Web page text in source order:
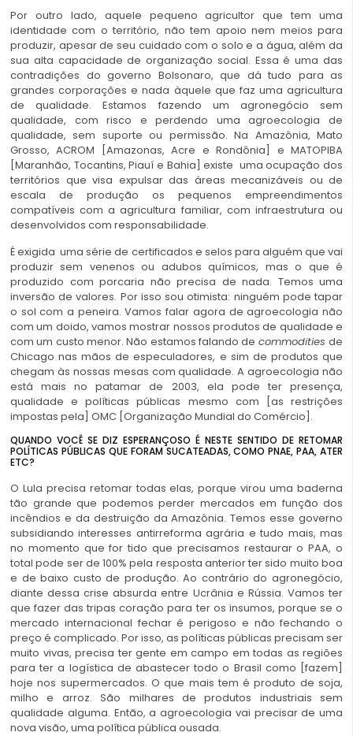
Por outro lado, aquele pequeno agricultor que tem uma
identidade com o território, não tem apoio nem meios para
produzir, apesar de seu cuidado com o solo e a água, além da
sua alta capacidade de organização social. Essa é uma das
contradições do governo Bolsonaro, que dá tudo para as
grandes corporações e nada àquele que faz uma agricultura
de qualidade. Estamos fazendo um agronegócio sem
qualidade, com risco e perdendo uma agroecologia de
qualidade, sem suporte ou permissão. Na Amazônia, Mato
Grosso, ACROM [Amazonas, Acre e Rondônia] e MATOPIBA
[Maranhão, Tocantins, Piauí e Bahia] existe uma ocupação dos
territórios que visa expulsar das áreas mecanizáveis ou de
escala de produção os pequenos empreendimentos
compatíveis com a agricultura familiar, com infraestrutura ou
desenvolvidos com responsabilidade.
É exigida uma série de certificados e selos para alguém que vai
produzir sem venenos ou adubos químicos, mas o que é
produzido com porcaria não precisa de nada. Temos uma
inversão de valores. Por isso sou otimista: ninguém pode tapar
o sol com a peneira. Vamos falar agora de agroecologia não
com um doido, vamos mostrar nossos produtos de qualidade e
com um custo menor. Não estamos falando de commoditiesde
Chicago nas mãos de especuladores, e sim de produtos que
chegam às nossas mesas com qualidade. A agroecologia não
está mais no patamar de 2003, ela pode ter presença,
qualidade e políticas públicas mesmo com [as restrições
impostas pela] OMC [Organização Mundial do Comércio].
QUANDO VOCÊ SE DIZ ESPERANÇOSO É NESTE SENTIDO DE RETOMAR
POLÍTICAS PÚBLICAS QUE FORAM SUCATEADAS, COMO PNAE, PAA, ATER
ETC?
O Lula precisa retomar todas elas, porque virou uma baderna
tão grande que podemos perder mercados em função dos
incêndios e da destruição da Amazônia. Temos esse governo
subsidiando interesses antirreforma agrária e tudo mais, mas
no momento que for tido que precisamos restaurar o PAA, o
total pode ser de 100% pela resposta anterior ter sido muito boa
e de baixo custo de produção. Ao contrário do agronegócio,
diante dessa crise absurda entre Ucrânia e Rússia. Vamos ter
que fazer das tripas coração para ter os insumos, porque se o
mercado internacional fechar é perigoso e não fechando o
preço é complicado. Por isso, as políticas públicas precisam ser
muito vivas, precisa ter gente em campo em todas as regiões
para ter a logística de abastecer todo o Brasil como [fazem]
hoje nos supermercados. O que mais tem é produto de soja,
milho e arroz. São milhares de produtos industriais sem
qualidade alguma. Então, a agroecologia vai precisar de uma
nova visão, uma política pública ousada.